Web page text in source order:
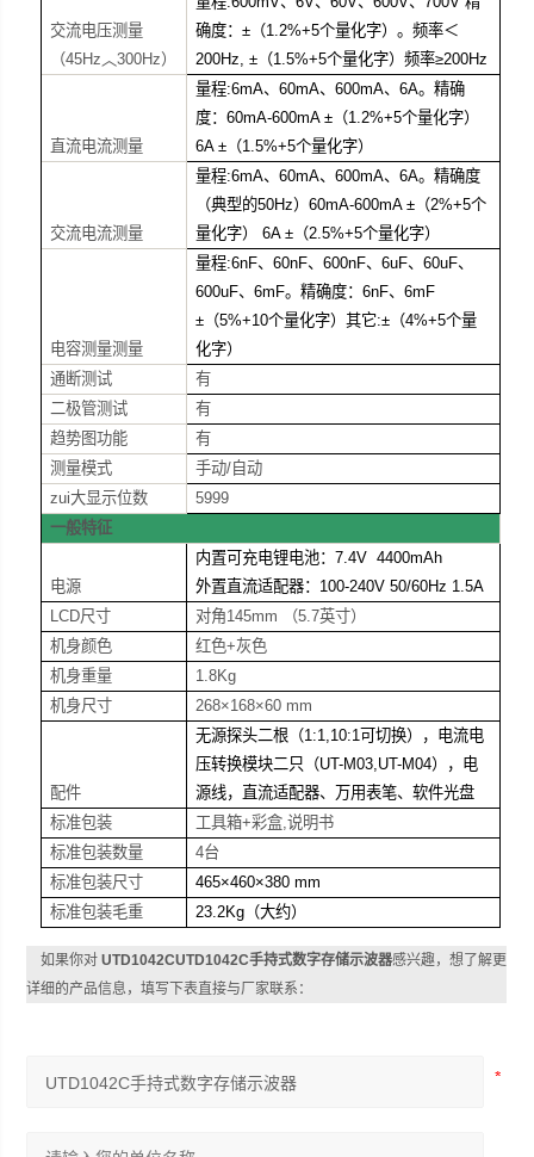
交流电压测量
（45Hz︿300Hz）
确度：±（1.2%+5个量化字）。频率＜
200Hz, ±（1.5%+5个量化字）频率≥200Hz
直流电流测量
量程:6mA、60mA、600mA、6A。精确
度：60mA-600mA ±（1.2%+5个量化字）
6A ±（1.5%+5个量化字）
交流电流测量
量程:6mA、60mA、600mA、6A。精确度
（典型的50Hz）60mA-600mA ±（2%+5个
量化字） 6A ±（2.5%+5个量化字）
电容测量测量
量程:6nF、60nF、600nF、6uF、60uF、
600uF、6mF。精确度：6nF、6mF
±（5%+10个量化字）其它:±（4%+5个量
化字）
通断测试
有
二极管测试
有
趋势图功能
有
测量模式
手动/自动
zui大显示位数
5999
一般特征
电源
内置可充电锂电池：7.4V 4400mAh
外置直流适配器：100-240V 50/60Hz 1.5A
LCD尺寸 对角145mm （5.7英寸）
机身颜色
红色+灰色
机身重量
1.8Kg
机身尺寸
268×168×60 mm
配件
无源探头二根（1:1,10:1可切换），电流电
压转换模块二只（UT-M03,UT-M04），电
源线，直流适配器、万用表笔、软件光盘
标准包装
工具箱+彩盒,说明书
标准包装数量
4台
标准包装尺寸
465×460×380 mm
标准包装毛重
23.2Kg（大约）
如果你对UTD1042CUTD1042C手持式数字存储示波器感兴趣，想了解更
详细的产品信息，填写下表直接与厂家联系：